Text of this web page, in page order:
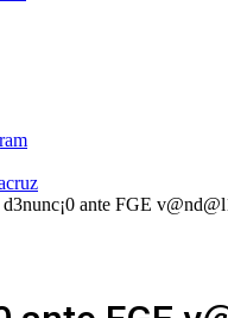
ante FGE